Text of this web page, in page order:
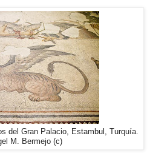
del Gran Palacio, Estambul, Turquía.
M. Bermejo (c)